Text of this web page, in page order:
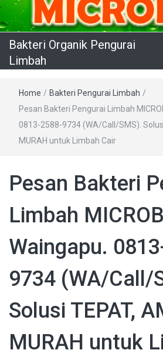
Bakteri Organik Pengurai
Limbah
Home / Bakteri Pengurai Limbah /
Pesan Bakteri Pengurai Limbah
0813-2588-9734 (WA/Call/SMS).
MURAH untuk Limbah Cair
Pesan Bakteri
Limbah
Waingapu.
9734 (WA/Call/
Solusi TEPAT,
MURAH untuk